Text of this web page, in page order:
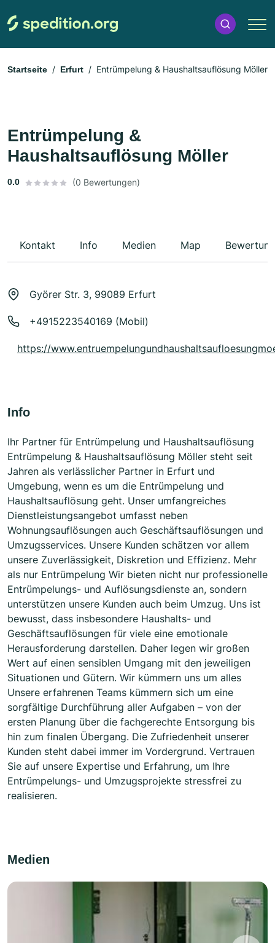
Startseite Erfurt Entrümpelung & Haushaltsauflösung Möller
Entrümpelung &
Haushaltsauflösung Möller
0.0 (0 Bewertungen)
Kontakt Info Medien Map
Györer Str. 3, 99089 Erfurt
+4915223540169 (Mobil)
https://
Info
Ihr Partner für Entrümpelung und Haushaltsauflösung
Entrümpelung & Haushaltsauflösung Möller steht seit
Jahren als verlässlicher Partner in Erfurt und
Umgebung, wenn es um die Entrümpelung und
Haushaltsauflösung geht. Unser umfangreiches
Dienstleistungsangebot umfasst neben
Wohnungsauflösungen auch Geschäftsauflösungen und
Umzugsservices. Unsere Kunden schätzen vor allem
unsere Zuverlässigkeit, Diskretion und Effizienz. Mehr
als nur Entrümpelung Wir bieten nicht nur professionelle
Entrümpelungs- und Auflösungsdienste an, sondern
unterstützen unsere Kunden auch beim Umzug. Uns ist
bewusst, dass insbesondere Haushalts- und
Geschäftsauflösungen für viele eine emotionale
Herausforderung darstellen. Daher legen wir großen
Wert auf einen sensiblen Umgang mit den jeweiligen
Situationen und Gütern. Wir kümmern uns um alles
Unsere erfahrenen Teams kümmern sich um eine
sorgfältige Durchführung aller Aufgaben – von der
ersten Planung über die fachgerechte Entsorgung bis
hin zum finalen Übergang. Die Zufriedenheit unserer
Kunden steht dabei immer im Vordergrund. Vertrauen
Sie auf unsere Expertise und Erfahrung, um Ihre
Entrümpelungs- und Umzugsprojekte stressfrei zu
realisieren.
Medien